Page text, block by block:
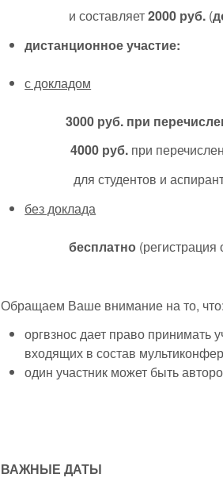
и составляет2000 руб.(
дистанционное участие:
с докладом
3000 руб. при
4000 руб. при
для студентов и аспирантов
без доклада
бесплатно (регистрация
Обращаем Ваше внимание на то, что:
оргвзнос дает право принимать
входящих в состав
один участник может быть
ВАЖНЫЕ ДАТЫ